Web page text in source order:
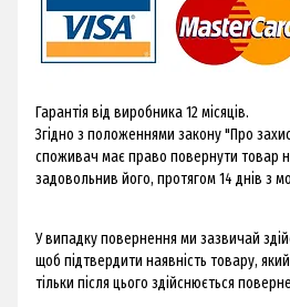
Гарантія від виробника 12 місяців.
Згідно з положеннями закону "Про
споживач має право повернути товар
задовольнив його, протягом 14 днів з
​У випадку повернення ми зазвичай
щоб підтвердити наявність товару,
тільки після цього здійснюється